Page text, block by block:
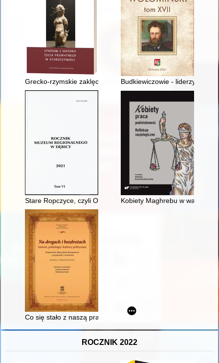
Grecko-rzymskie zaklęcia miłosne na tabliczkach,
Budkiewiczowie - liderzy
Stare Ropczyce, czyli O monografii "Dzieje Checheł" słów kilka
Kobiety Maghrebu w walce o
Co się stało z naszą prasą… : krótki przegląd środków
ROCZNIK 2022